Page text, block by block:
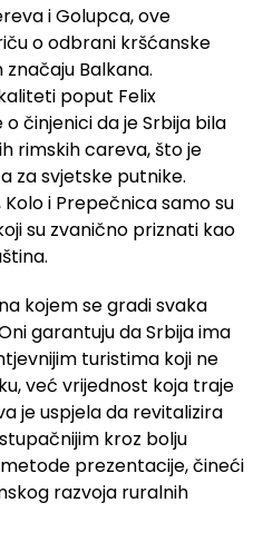
i Golupca, ove
o odbrani kršćanske
Balkana.
poput Felix
činjenici da je Srbija bila
rimskih careva, što je
za svjetske putnike.
Kolo i Prepečnica samo su
su zvanično priznati kao
kojem se gradi svaka
garantuju da Srbija ima
turistima koji ne
već vrijednost koja traje
je uspjela da revitalizira
kroz bolju
prezentacije, čineći
razvoja ruralnih